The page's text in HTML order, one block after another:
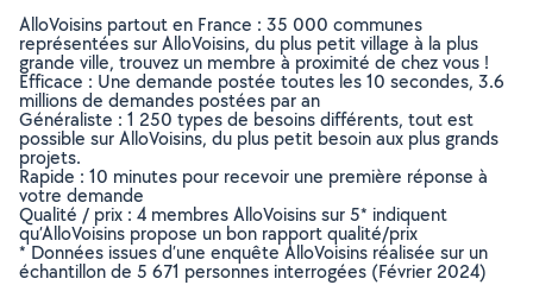
AlloVoisins partout en France : 35 000 communes
représentées sur AlloVoisins, du plus petit village à la plus
grande ville, trouvez un membre à proximité de chez vous !
Efficace : Une demande postée toutes les 10 secondes, 3.6
millions de demandes postées par an
Généraliste : 1 250 types de besoins différents, tout est
possible sur AlloVoisins, du plus petit besoin aux plus grands
projets.
Rapide : 10 minutes pour recevoir une première réponse à
votre demande
Qualité / prix : 4 membres AlloVoisins sur 5* indiquent
qu’AlloVoisins propose un bon rapport qualité/prix
* Données issues d’une enquête AlloVoisins réalisée sur un
échantillon de 5 671 personnes interrogées (Février 2024)